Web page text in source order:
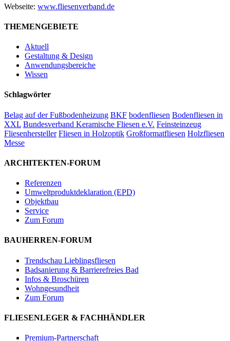
Webseite: www.fliesenverband.de
THEMENGEBIETE
Aktuell
Gestaltung & Design
Anwendungsbereiche
Wissen
Schlagwörter
Belag auf der Fußbodenheizung BKF bodenfliesen Bodenfliesen in
XXL Bundesverband Keramische Fliesen e.V. Feinsteinzeug
Fliesenhersteller Fliesen in Holzoptik Großformatfliesen Holzfliesen
Messe
ARCHITEKTEN-FORUM
Referenzen
Umweltproduktdeklaration (EPD)
Objektbau
Service
Zum Forum
BAUHERREN-FORUM
Trendschau Lieblingsfliesen
Badsanierung & Barrierefreies Bad
Infos & Broschüren
Wohngesundheit
Zum Forum
FLIESENLEGER & FACHHÄNDLER
Premium-Partnerschaft